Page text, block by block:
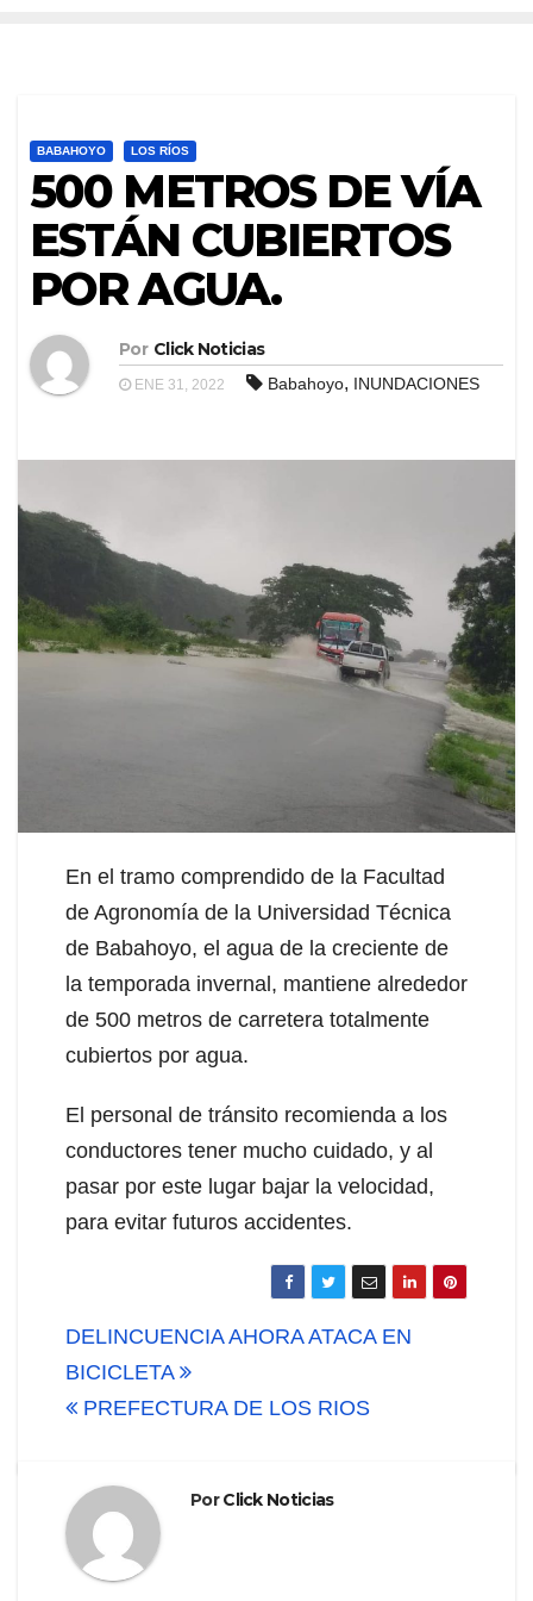
BABAHOYO LOS RÍOS
500 METROS DE VÍA
ESTÁN CUBIERTOS
POR AGUA.
Por Click Noticias
ENE 31, 2022 Babahoyo, INUNDACIONES
En el tramo comprendido de la Facultad
de Agronomía de la Universidad Técnica
de Babahoyo, el agua de la creciente de
la temporada invernal, mantiene alrededor
de 500 metros de carretera totalmente
cubiertos por agua.
El personal de tránsito recomienda a los
conductores tener mucho cuidado, y al
pasar por este lugar bajar la velocidad,
para evitar futuros accidentes.
Navegación
de
entradas
DELINCUENCIA AHORA ATACA EN
BICICLETA
PREFECTURA DE LOS RIOS
PorClick Noticias